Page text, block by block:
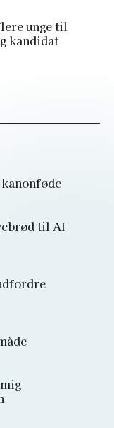
unge til
kandidat
til AI